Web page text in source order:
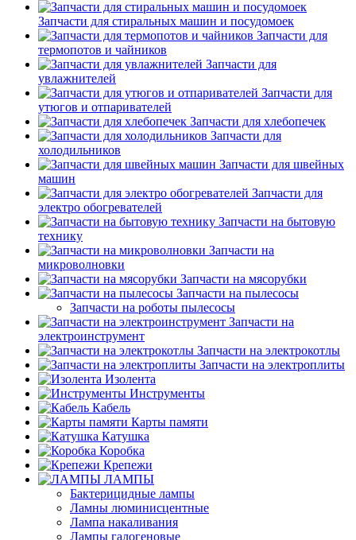
Запчасти для стиральных машин и посудомоек
Запчасти для
термопотов и чайников
Запчасти для
увлажнителей
Запчасти для
утюгов и отпаривателей
Запчасти для хлебопечек
Запчасти для
холодильников
Запчасти для швейных
машин
Запчасти для
электро обогревателей
Запчасти на бытовую
технику
Запчасти на
микроволновки
Запчасти на мясорубки
Запчасти на пылесосы
Запчасти на роботы пылесосы
Запчасти на
электроинструмент
Запчасти на электрокотлы
Запчасти на электроплиты
Изолента
Инструменты
Кабель
Карты памяти
Катушка
Коробка
Крепежи
ЛАМПЫ
Бактерицидные лампы
Ламны люминисцентные
Лампа накаливания
Лампы галогеновые